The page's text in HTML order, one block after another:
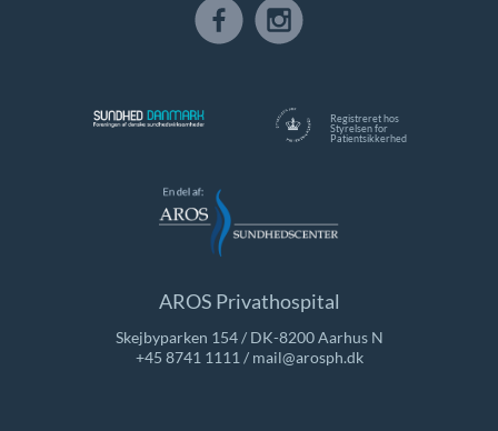
Registreret hos
Styrelsen for
Patientsikkerhed
AROS Privathospital
Skejbyparken 154 / DK-8200 Aarhus N
+45 8741 1111 / mail@arosph.dk